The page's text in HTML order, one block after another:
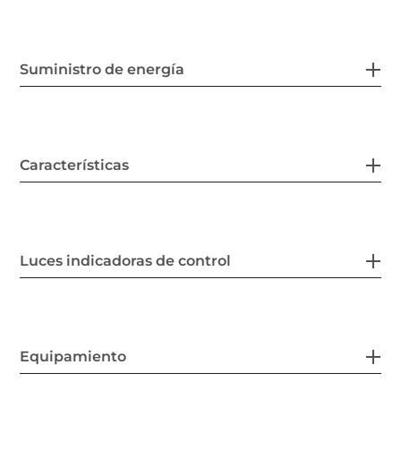
Suministro de energía
Características
Luces indicadoras de control
Equipamiento